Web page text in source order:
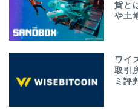
貨と
や土
ワイ
取引
ミ評